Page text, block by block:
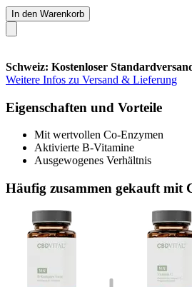
In den Warenkorb
Schweiz: Kostenloser
Weitere Infos zu Versand & Lieferung
Eigenschaften und Vorteile
Mit wertvollen Co-Enzymen
Aktivierte B-Vitamine
Ausgewogenes Verhältnis
Häufig zusammen gekauft mit